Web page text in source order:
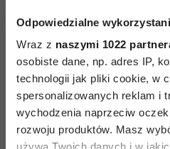
Odpowiedzialne
Wraz z naszymi 1022
osobiste dane, np. adres IP,
technologii jak pliki cookie, w
spersonalizowanych reklam i
wychodzenia naprzeciw
rozwoju produktów. Masz
używa Twoich danych i w
ciekawe, można się tam
w jakim stopniu
organizując „przeciętne”
osób. Według włoskich
gości jest równoznaczne
podczas gdy 200 gości to